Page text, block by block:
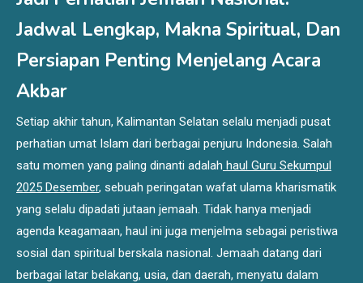
Jadwal Lengkap, Makna Spiritual, Dan
Persiapan Penting Menjelang Acara
Akbar
Setiap akhir tahun, Kalimantan Selatan selalu menjadi pusat
perhatian umat Islam dari berbagai penjuru Indonesia. Salah
satu momen yang paling dinanti adalah haul Guru Sekumpul
2025 Desember, sebuah peringatan wafat ulama kharismatik
yang selalu dipadati jutaan jemaah. Tidak hanya menjadi
agenda keagamaan, haul ini juga menjelma sebagai peristiwa
sosial dan spiritual berskala nasional. Jemaah datang dari
berbagai latar belakang, usia, dan daerah, menyatu dalam